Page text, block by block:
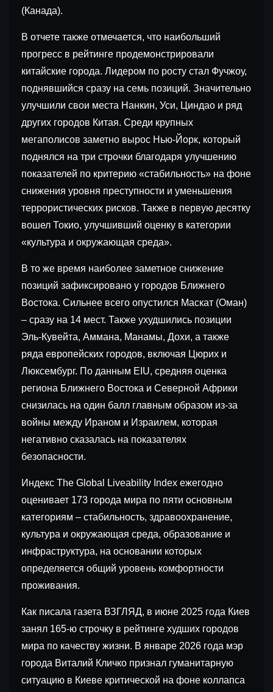
(Канада).
В отчете также отмечается, что наибольший
прогресс в рейтинге продемонстрировали
китайские города. Лидером по росту стал Фучжоу,
поднявшийся сразу на семь позиций. Значительно
улучшили свои места Нанкин, Уси, Циндао и ряд
других городов Китая. Среди крупных
мегаполисов заметно вырос Нью-Йорк, который
поднялся на три строчки благодаря улучшению
показателей по критерию «стабильность» на фоне
снижения уровня преступности и уменьшения
террористических рисков. Также в первую десятку
вошел Токио, улучшивший оценку в категории
«культура и окружающая среда».
В то же время наиболее заметное снижение
позиций зафиксировано у городов Ближнего
Востока. Сильнее всего опустился Маскат (Оман)
– сразу на 14 мест. Также ухудшились позиции
Эль-Кувейта, Аммана, Манамы, Дохи, а также
ряда европейских городов, включая Цюрих и
Люксембург. По данным EIU, средняя оценка
региона Ближнего Востока и Северной Африки
снизилась на один балл главным образом из-за
войны между Ираном и Израилем, которая
негативно сказалась на показателях
безопасности.
Индекс The Global Liveability Index ежегодно
оценивает 173 города мира по пяти основным
категориям – стабильность, здравоохранение,
культура и окружающая среда, образование и
инфраструктура, на основании которых
определяется общий уровень комфортности
проживания.
Как писала газета ВЗГЛЯД, в июне 2025 года Киев
занял 165-ю строчку в рейтинге худших городов
мира по качеству жизни. В январе 2026 года мэр
города Виталий Кличко признал гуманитарную
ситуацию в Киеве критической на фоне коллапса